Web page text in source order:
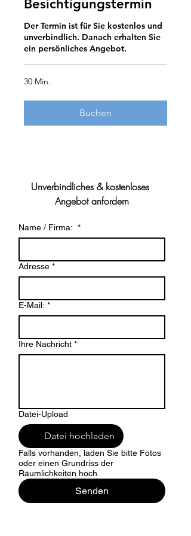
Besichtigungstermin
Der Termin ist für Sie kostenlos und
unverbindlich. Danach erhalten Sie
ein persönliches Angebot.
30 Min.
Buchen
Unverbindliches & kostenloses
Angebot anfordern
Name / Firma: *
Adresse *
E-Mail: *
Ihre Nachricht *
Datei-Upload
Datei hochladen
Falls vorhanden, laden Sie bitte Fotos
oder einen Grundriss der
Räumlichkeiten hoch.
Senden